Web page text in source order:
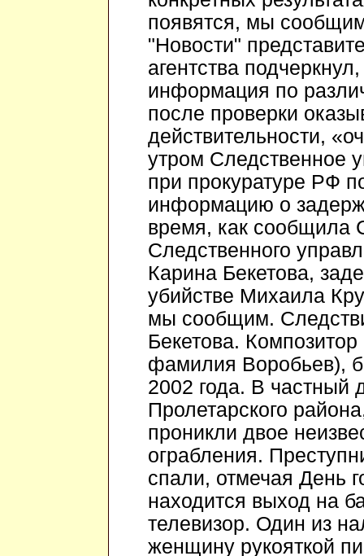
появятся, мы
"Новости"
агентства
информация по
после проверки
действительности,
утром Cледственное
при прокуратуре РФ
информацию о
время, как сообщила
Следственного
Карина Бекетова,
убийстве Михаила
мы сообщим.
Бекетова.
фамилия Воробьев),
2002 года. В частный
Пролетарского
проникли двое
ограбления.
спали, отмечая День
находится выход на
телевизор. Один из
женщину рукояткой